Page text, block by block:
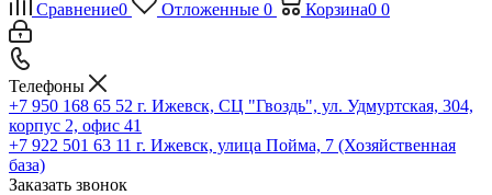
Сравнение0 Отложенные 0 Корзина0 0
Телефоны
+7 950 168 65 52 г. Ижевск, СЦ "Гвоздь", ул. Удмуртская, 304,
корпус 2, офис 41
+7 922 501 63 11 г. Ижевск, улица Пойма, 7 (Хозяйственная
база)
Заказать звонок